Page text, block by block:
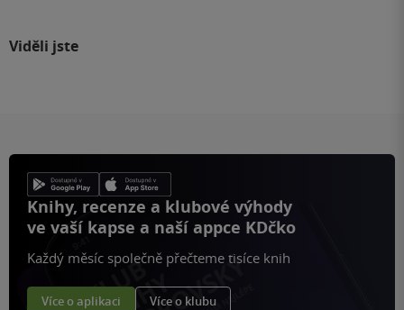
Viděli jste
Knihy, recenze a klubové výhody
ve vaší kapse a naší appce KDčko
Každý měsíc společně přečteme tisíce knih
Více o aplikaci Více o klubu